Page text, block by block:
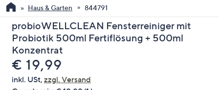
Sie
die
Pfeiltasten
nach
oben
und
nach
unten
Haus & Garten 844791
probioWELLCLEAN Fensterreiniger mit
Probiotik 500ml Fertiflösung + 500ml
Konzentrat
Gelöscht
€ 19,99
inkl. USt, zzgl. Versand